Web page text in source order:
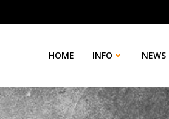
HOME INFO NEWS